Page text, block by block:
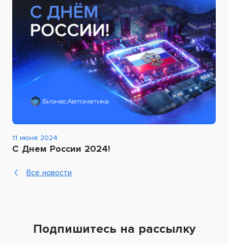
11 июня 2024
С Днем России 2024!
Все новости
Подпишитесь на рассылку